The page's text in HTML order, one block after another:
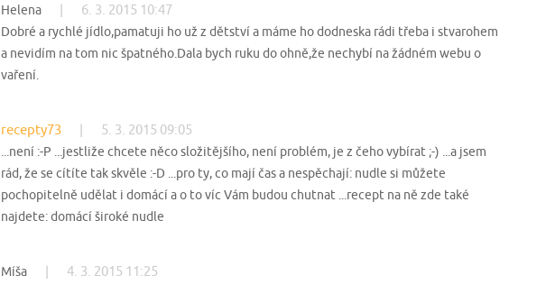
Helena 6. 3. 2015 10:47
Dobré a rychlé jídlo,pamatuji ho už z dětství a máme ho dodneska rádi třeba i stvarohem
a nevidím na tom nic špatného.Dala bych ruku do ohně,že nechybí na žádném webu o
vaření.
recepty73 5. 3. 2015 09:05
...není :-P ...jestliže chcete něco složitějšího, není problém, je z čeho vybírat ;-) ...a jsem
rád, že se cítíte tak skvěle :-D ...pro ty, co mají čas a nespěchají: nudle si můžete
pochopitelně udělat i domácí a o to víc Vám budou chutnat ...recept na ně zde také
najdete: domácí široké nudle
Míša 4. 3. 2015 11:25